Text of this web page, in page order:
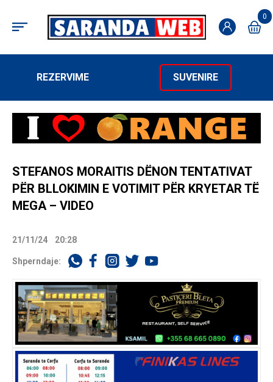
0
REZERVIME SUVENIRE
STEFANOS MORAITIS DËNON TENTATIVAT
PËR BLLOKIMIN E VOTIMIT PËR KRYETAR TË
MEGA – VIDEO
21/11/24 20:28
Shperndaje: